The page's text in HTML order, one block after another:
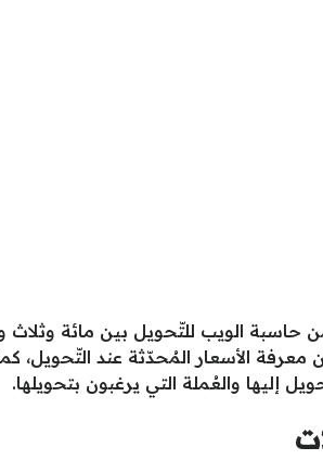
من حاسبة الويب للتّحويل بين مائة
الأسعار المُحدّثة عند التّحويل،
إليها والعُملة التي يرغبون بتحويلها.